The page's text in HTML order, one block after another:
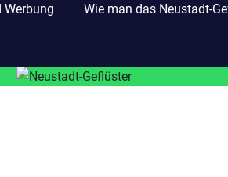
Werbung Wie man das Neustadt-